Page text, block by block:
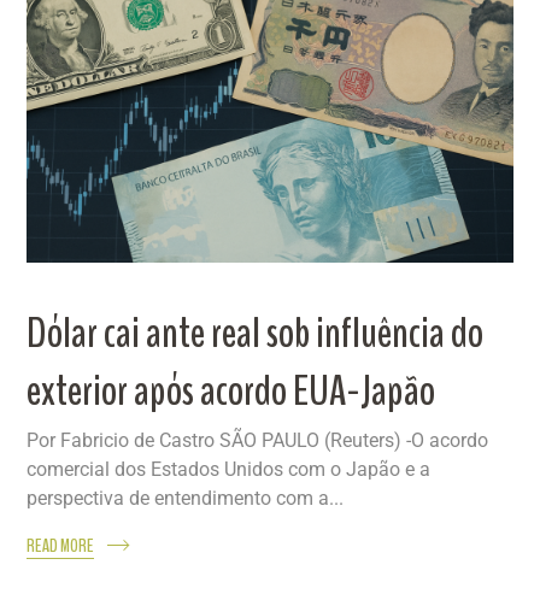
Dólar cai ante real sob influência do
exterior após acordo EUA-Japão
Por Fabricio de Castro SÃO PAULO (Reuters) -O acordo
comercial dos Estados Unidos com o Japão e a
perspectiva de entendimento com a...
READ MORE